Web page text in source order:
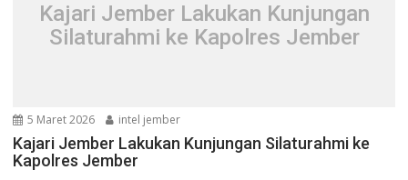
Kajari Jember Lakukan Kunjungan
Silaturahmi ke Kapolres Jember
5 Maret 2026 intel jember
Kajari Jember Lakukan Kunjungan Silaturahmi ke
Kapolres Jember